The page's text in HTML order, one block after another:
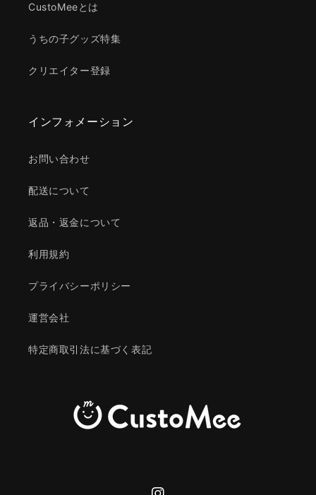
CustoMeeとは
うちの子グッズ特集
クリエイター登録
インフォメーション
お問い合わせ
配送について
返品・返金について
利用規約
プライバシーポリシー
運営会社
特定商取引法に基づく表記